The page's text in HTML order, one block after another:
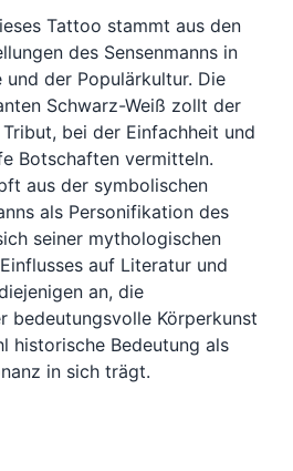
Tattoo stammt aus den
des Sensenmanns in
und der Populärkultur. Die
Schwarz-Weiß zollt der
bei der Einfachheit und
Botschaften vermitteln.
aus der symbolischen
als Personifikation des
seiner mythologischen
auf Literatur und
an, die
bedeutungsvolle Körperkunst
historische Bedeutung als
in sich trägt.